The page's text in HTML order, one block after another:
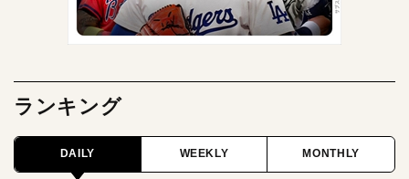
ランキング
DAILY WEEKLY MONTHLY